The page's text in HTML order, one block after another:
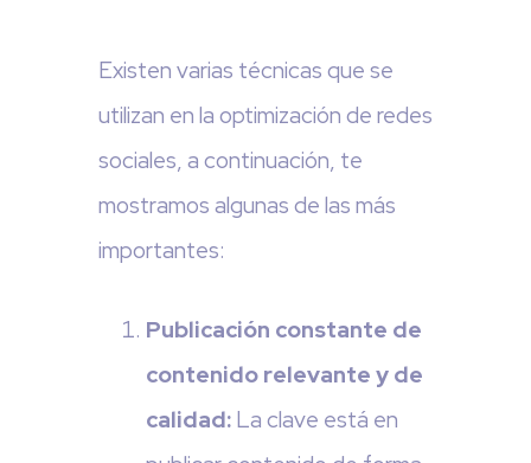
Existen varias técnicas que se
utilizan en la optimización de redes
sociales, a continuación, te
mostramos algunas de las más
importantes:
Publicación constante de
contenido relevante y de
calidad:La clave está en